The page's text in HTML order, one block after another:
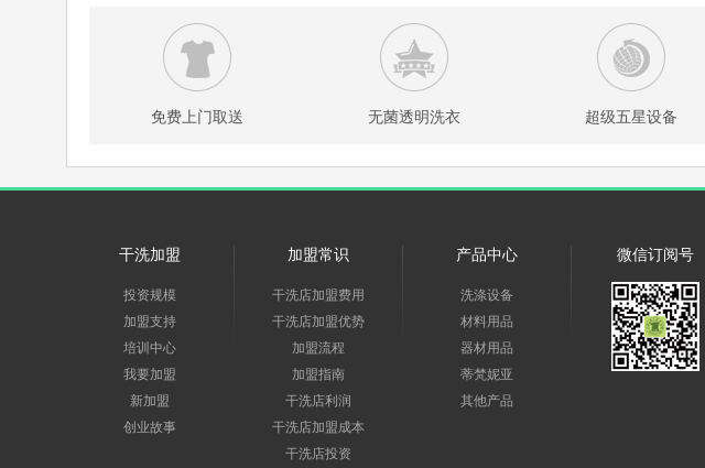
免费上门取送 无菌透明洗衣 超级五星设备
干洗加盟
投资规模
加盟支持
培训中心
我要加盟
新加盟
创业故事
加盟常识
干洗店加盟费用
干洗店加盟优势
加盟流程
加盟指南
干洗店利润
干洗店加盟成本
干洗店投资
产品中心
洗涤设备
材料用品
器材用品
蒂梵妮亚
其他产品
微信订阅号